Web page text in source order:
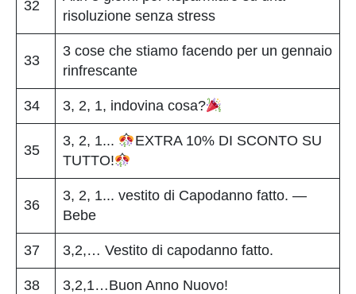
32
risoluzione senza stress
33
3 cose che stiamo facendo per un gennaio
rinfrescante
34 3, 2, 1, indovina cosa?
35
3, 2, 1...
EXTRA 10% DI SCONTO SU
TUTTO!
36
3, 2, 1... vestito di Capodanno fatto. —
Bebe
37 3,2,… Vestito di capodanno fatto.
38 3,2,1…Buon Anno Nuovo!